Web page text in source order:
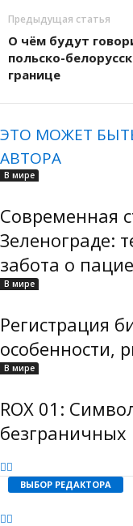
Предыдущая статья
О чём будут
польско-
границе
ЭТО МОЖЕТ
АВТОРА
В мире
Современная
Зеленограде:
забота о
В мире
Регистрация
особенности,
В мире
ROX 01:
ВЫБОР РЕДАКТОРА